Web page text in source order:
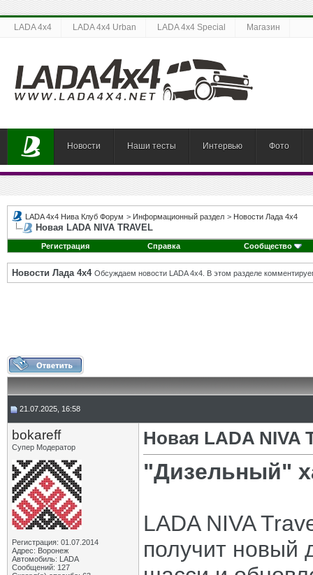
LADA 4x4 LADA 4x4 Urban LADA 4x4 Special Магазин
Новости Наши тесты Интервью Фото
LADA 4x4 Нива Клуб Форум > Информационный раздел > Новости Лада 4х4
Новая LADA NIVA TRAVEL
Регистрация Справка Сообщество
Новости Лада 4х4 Обсуждаем новости LADA 4x4. В этом разделе
21.07.2025, 16:58
bokareff
Супер Модератор
Регистрация: 01.07.2014
Адрес: Воронеж
Автомобиль: LADA
Сообщений: 127
Новая LADA NIVA
"Дизельный"
LADA NIVA
получит новый